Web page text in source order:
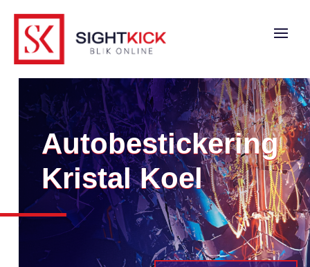
Autobestickering
Kristal Koel